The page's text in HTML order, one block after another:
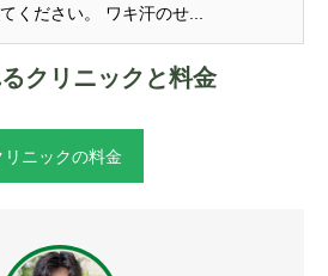
ください。 ワキ汗のせ...
クリニックと料金
リニックの料金